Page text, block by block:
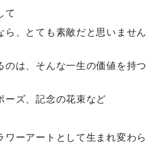
て
ら、とても素敵だと思いません
のは、そんな一生の価値を持つ
ーズ、記念の花束など
ーアートとして生まれ変わら